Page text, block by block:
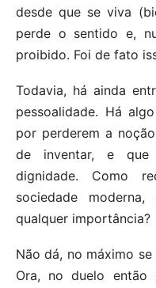
desde que se viva
perde o sentido e,
proibido. Foi de fato
Todavia, há ainda
pessoalidade. Há
por perderem a
de inventar, e que
dignidade. Como
sociedade
qualquer importância?
Não dá, no máximo
Ora, no duelo então